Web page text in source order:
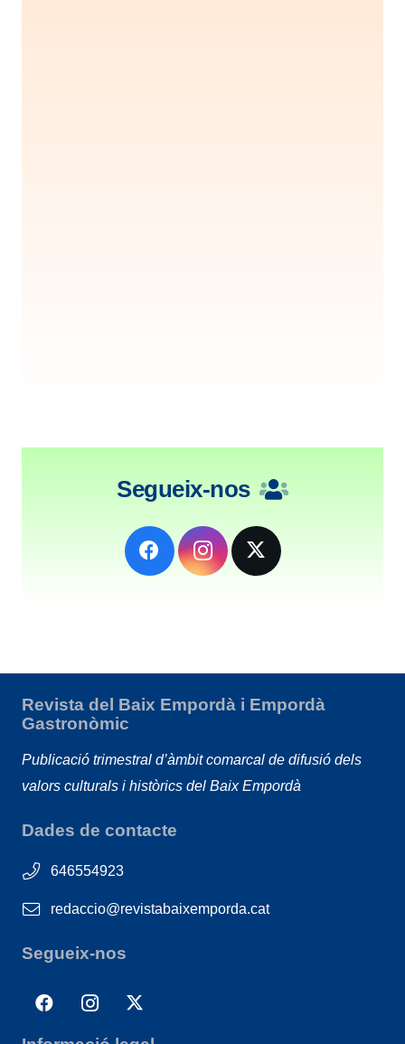
Segueix-nos
Revista del Baix Empordà i Empordà
Gastronòmic
Publicació trimestral d’àmbit comarcal de difusió dels
valors culturals i històrics del Baix Empordà
Dades de contacte
646554923
redaccio@revistabaixemporda.cat
Segueix-nos